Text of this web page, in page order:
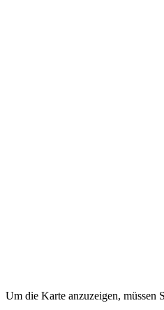
Um die Karte anzuzeigen, müssen